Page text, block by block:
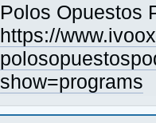
Polos Opuestos
https://
show=programs